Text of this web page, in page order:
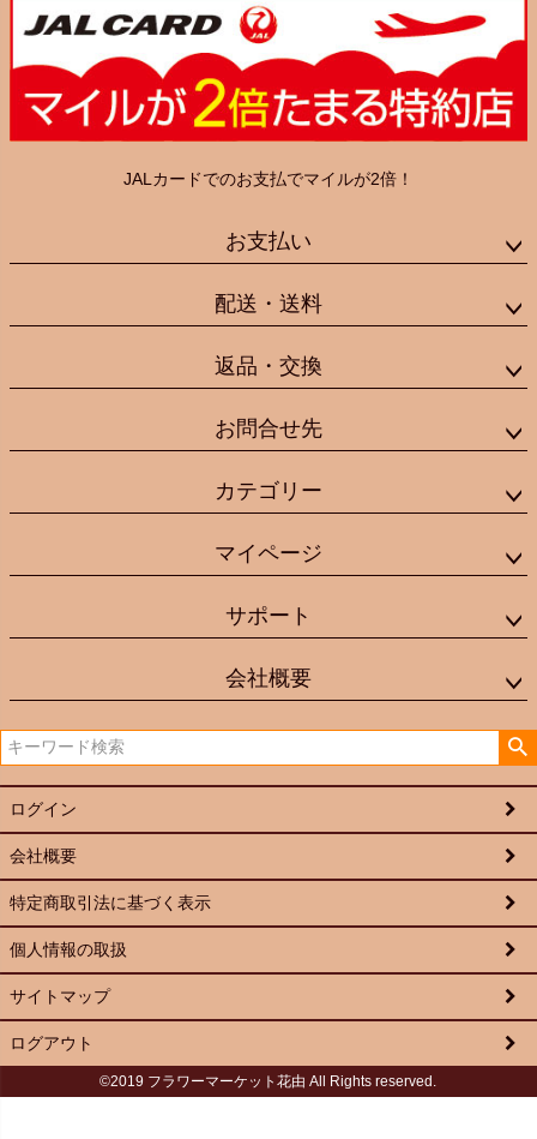
JALカードでのお支払でマイルが2倍！
お支払い
配送・送料
返品・交換
お問合せ先
カテゴリー
マイページ
サポート
会社概要
ログイン
会社概要
特定商取引法に基づく表示
個人情報の取扱
サイトマップ
ログアウト
©2019 フラワーマーケット花由 All Rights reserved.